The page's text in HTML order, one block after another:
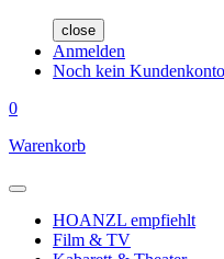
close
Anmelden
Noch kein
0
Warenkorb
HOANZL empfiehlt
Film & TV